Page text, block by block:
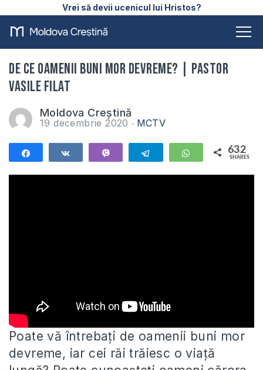
Vrei să devii ucenicul lui Hristos?
De ce oamenii buni mor devreme? | Pastor
Vasile Filat
Moldova Creștină
19 decembrie 2020 MCTV
Telegram WhatsApp
632
SHARES
Poate vă întrebați de oamenii buni mor
devreme, iar cei răi trăiesc o viață